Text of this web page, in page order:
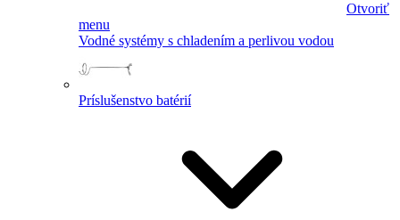
Otvoriť
menu
Vodné systémy s chladením a perlivou vodou
Príslušenstvo batérií